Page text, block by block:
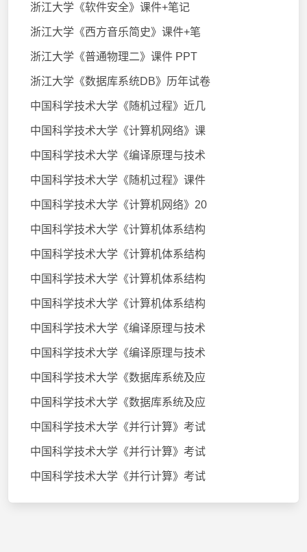
浙江大学《软件安全》课件+笔记
浙江大学《西方音乐简史》课件+笔
浙江大学《普通物理二》课件 PPT
浙江大学《数据库系统DB》历年试卷
中国科学技术大学《随机过程》近几
中国科学技术大学《计算机网络》课
中国科学技术大学《编译原理与技术
中国科学技术大学《随机过程》课件
中国科学技术大学《计算机网络》20
中国科学技术大学《计算机体系结构
中国科学技术大学《计算机体系结构
中国科学技术大学《计算机体系结构
中国科学技术大学《计算机体系结构
中国科学技术大学《编译原理与技术
中国科学技术大学《编译原理与技术
中国科学技术大学《数据库系统及应
中国科学技术大学《数据库系统及应
中国科学技术大学《并行计算》考试
中国科学技术大学《并行计算》考试
中国科学技术大学《并行计算》考试